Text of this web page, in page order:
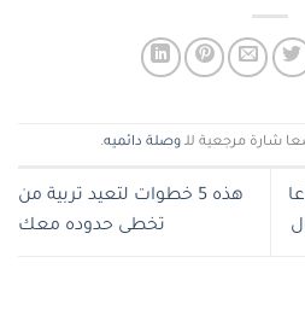
شارة مرجعية للـ وصلة دائميه.
هذه 5 خطوات لتعيد تربية من
تخطى حدوده معك